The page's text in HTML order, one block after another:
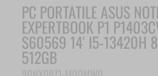
PC PORTATILE ASUS
EXPERTBOOK P1
S60569 14′ I5-13420H
512GB